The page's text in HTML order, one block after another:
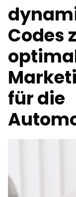
Codes
für die